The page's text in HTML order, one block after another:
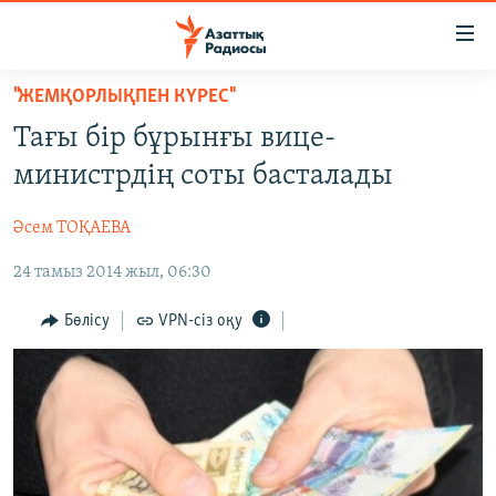
Skip
main
content
to
Navigation
Search
ЖАҢАЛЫҚТАР
AZATTYQTV
ҚАҢТАР ОҚИҒАСЫ
АДАМ ҚҰҚЫҚТАРЫ
ӘЛЕУМЕТ
ӘЛЕМ
АРНАЙЫ ЖОБАЛАР
Русский
"ЖЕМҚОРЛЫҚПЕН КҮРЕС"
Тағы бір бұрынғы вице-
министрдің соты басталады
Әсем ТОҚАЕВА
24 тамыз 2014 жыл, 06:30
Бөлісу VPN-сіз оқу